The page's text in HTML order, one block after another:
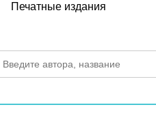
Печатные издания